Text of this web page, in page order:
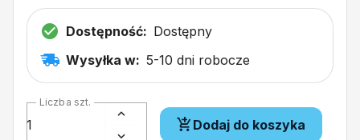
Dostępność: Dostępny
Wysyłka w: 5-10 dni robocze
Liczba szt.
Dodaj do koszyka